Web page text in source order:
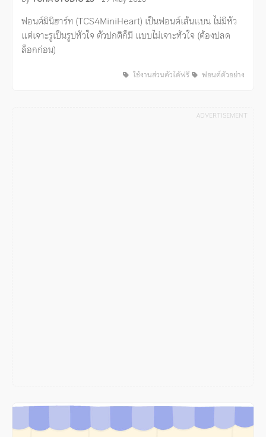
ฟอนต์มินิฮาร์ท (TCS4MiniHeart) เป็นฟอนต์เส้นแบน ไม่มีหัว
แต่เจาะรูเป็นรูปหัวใจ ตัวปกติก็มี แบบไม่เจาะหัวใจ (ต้องปลด
ล็อกก่อน)
ใช้งานส่วนตัวได้ฟรี ฟอนต์ตัวอย่าง